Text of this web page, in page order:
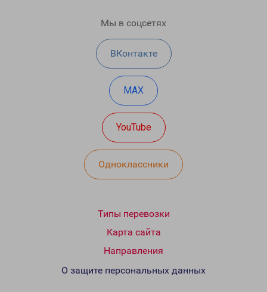
Мы в соцсетях
ВКонтакте
MAX
YouTube
Одноклассники
Типы перевозки
Карта сайта
Направления
О защите персональных данных